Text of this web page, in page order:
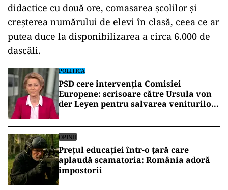
didactice cu două ore, comasarea școlilor și
creșterea numărului de elevi în clasă, ceea ce ar
putea duce la disponibilizarea a circa 6.000 de
dascăli.
POLITICĂ
PSD cere intervenția Comisiei
Europene: scrisoare către Ursula von
der Leyen pentru salvarea veniturilor
sănătate
OPINII
Prețul educației într-o țară care
aplaudă scamatoria: România adoră
impostorii